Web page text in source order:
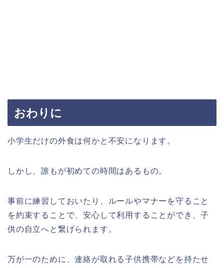
おわりに
小学生だけの外食は何かと不安になります。
しかし、誰もが初めての時間はあるもの。
事前に練習しておいたり、ルールやマナーを守ること
を約束することで、安心して利用することができ、子
供の自立へと繋げられます。
万が一のために、連絡が取れる子供携帯などを持たせ